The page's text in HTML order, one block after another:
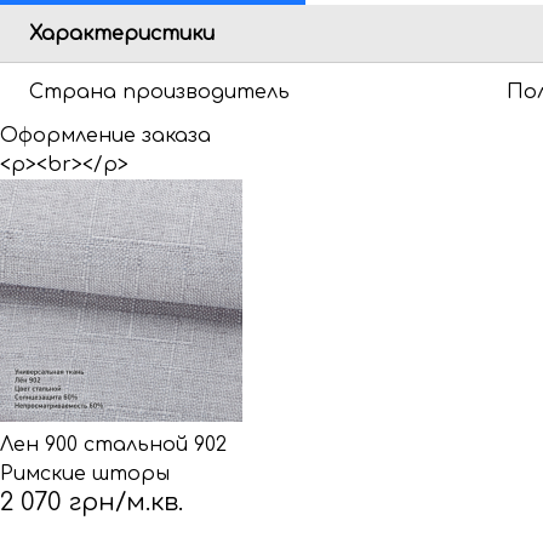
Характеристики
Страна производитель
Оформление заказа
<p><br></p>
Лен 900 стальной 902
Римские шторы
2 070 грн/м.кв.